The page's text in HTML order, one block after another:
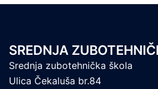
SREDNJA
Srednja zubotehnička škola
Ulica Čekaluša br.84